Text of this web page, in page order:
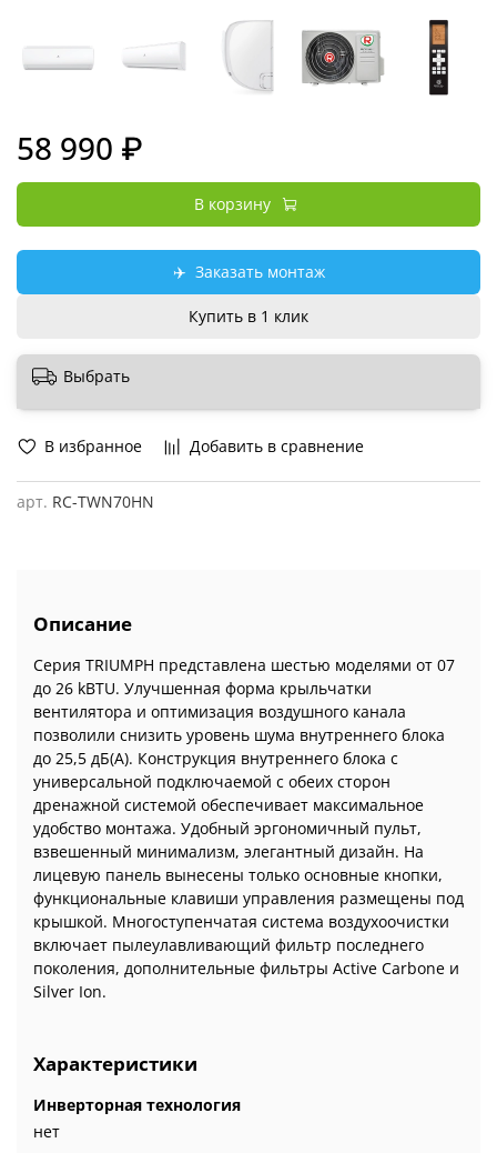
В избранное Добавить в сравнение
арт. RC-TWN70HN
58 990 ₽
В корзину
✈️ Заказать монтаж
Купить в 1 клик
Выбрать
Описание
Серия TRIUMPH представлена шестью моделями от 07
до 26 kBTU. Улучшенная форма крыльчатки
вентилятора и оптимизация воздушного канала
позволили снизить уровень шума внутреннего блока
до 25,5 дБ(А). Конструкция внутреннего блока с
универсальной подключаемой с обеих сторон
дренажной системой обеспечивает максимальное
удобство монтажа. Удобный эргономичный пульт,
взвешенный минимализм, элегантный дизайн. На
лицевую панель вынесены только основные кнопки,
функциональные клавиши управления размещены под
крышкой. Многоступенчатая система воздухоочистки
включает пылеулавливающий фильтр последнего
поколения, дополнительные фильтры Active Carbone и
Silver Ion.
Характеристики
Инверторная технология
нет